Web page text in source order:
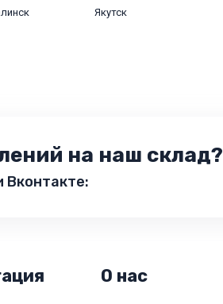
Якутск
на наш склад?
Вконтакте:
О нас